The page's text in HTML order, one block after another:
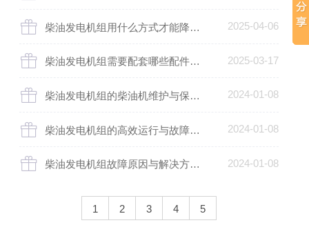
柴油发电机组用什么方式才能降低噪音 2025-04-06
柴油发电机组需要配套哪些配件才可以正常使用 2025-03-17
柴油发电机组的柴油机维护与保养：提高性能和延长使用寿命的关键 2024-01-08
柴油发电机组的高效运行与故障预防：关键策略与实用建议 2024-01-08
柴油发电机组故障原因与解决方法：全面分析与实用指南 2024-01-08
1 2 3 4 5